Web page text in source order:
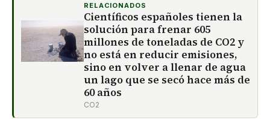
RELACIONADOS
Científicos españoles tienen la
solución para frenar 605
millones de toneladas de CO2 y
no está en reducir emisiones,
sino en volver a llenar de agua
un lago que se secó hace más de
60 años
CO2